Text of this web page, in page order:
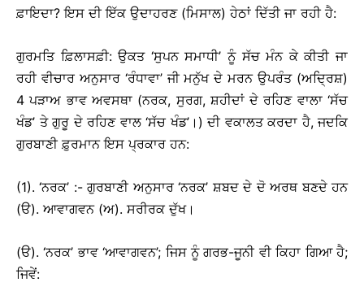
ਫ਼ਾਇਦਾ? ਇਸ ਦੀ ਇੱਕ ਉਦਾਹਰਣ (ਮਿਸਾਲ) ਹੇਠਾਂ ਦਿੱਤੀ ਜਾ ਰਹੀ ਹੈ:
ਗੁਰਮਤਿ ਫ਼ਿਲਾਸਫ਼ੀ: ਉਕਤ ‘ਸੁਪਨ ਸਮਾਧੀ’ ਨੂੰ ਸੱਚ ਮੰਨ ਕੇ ਕੀਤੀ ਜਾ
ਰਹੀ ਵੀਚਾਰ ਅਨੁਸਾਰ ‘ਰੰਧਾਵਾ’ ਜੀ ਮਨੁੱਖ ਦੇ ਮਰਨ ਉਪਰੰਤ (ਅਦ੍ਰਿਸ਼)
4 ਪੜਾਅ ਭਾਵ ਅਵਸਥਾ (ਨਰਕ, ਸੁਰਗ, ਸ਼ਹੀਦਾਂ ਦੇ ਰਹਿਣ ਵਾਲਾ ‘ਸੱਚ
ਖੰਡ’ ਤੇ ਗੁਰੂ ਦੇ ਰਹਿਣ ਵਾਲ ‘ਸੱਚ ਖੰਡ’।) ਦੀ ਵਕਾਲਤ ਕਰਦਾ ਹੈ, ਜਦਕਿ
ਗੁਰਬਾਣੀ ਫ਼ੁਰਮਾਨ ਇਸ ਪ੍ਰਕਾਰ ਹਨ:
(1). ‘ਨਰਕ’ :- ਗੁਰਬਾਣੀ ਅਨੁਸਾਰ ‘ਨਰਕ’ ਸ਼ਬਦ ਦੇ ਦੋ ਅਰਥ ਬਣਦੇ ਹਨ
(ੳ). ਆਵਾਗਵਨ (ਅ). ਸਰੀਰਕ ਦੁੱਖ।
(ੳ). ‘ਨਰਕ’ ਭਾਵ ‘ਆਵਾਗਵਨ’; ਜਿਸ ਨੂੰ ਗਰਭ-ਜੂਨੀ ਵੀ ਕਿਹਾ ਗਿਆ ਹੈ;
ਜਿਵੇਂ: